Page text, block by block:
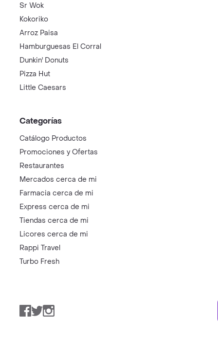
Sr Wok
Kokoriko
Arroz Paisa
Hamburguesas El Corral
Dunkin' Donuts
Pizza Hut
Little Caesars
Categorías
Catálogo Productos
Promociones y Ofertas
Restaurantes
Mercados cerca de mi
Farmacia cerca de mi
Express cerca de mi
Tiendas cerca de mi
Licores cerca de mi
Rappi Travel
Turbo Fresh
Facebook
TwitterInstagram